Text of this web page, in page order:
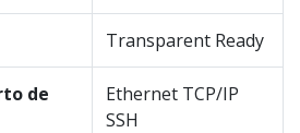
Transparent Ready
de
Ethernet TCP/IP
SSH